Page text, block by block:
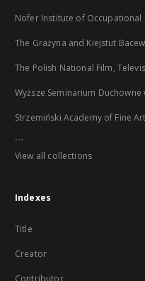
Nofer Institute of Occupational
The Grażyna and Kiejstut
The Polish National Film,
Wyższe Seminarium Duchowne
Strzemiński Academy of Fine
...
View all collections
Indexes
Title
Creator
Contributor